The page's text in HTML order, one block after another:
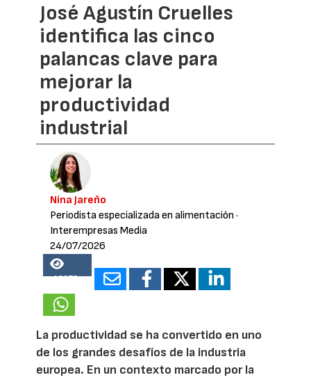
José Agustín Cruelles
identifica las cinco
palancas clave para
mejorar la
productividad
industrial
Nina Jareño
Periodista especializada en alimentación ·
Interempresas Media
24/07/2026
19678
La productividad se ha convertido en uno
de los grandes desafíos de la industria
europea. En un contexto marcado por la